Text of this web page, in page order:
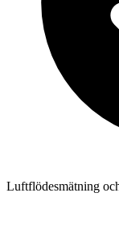
Luftflödesmätning